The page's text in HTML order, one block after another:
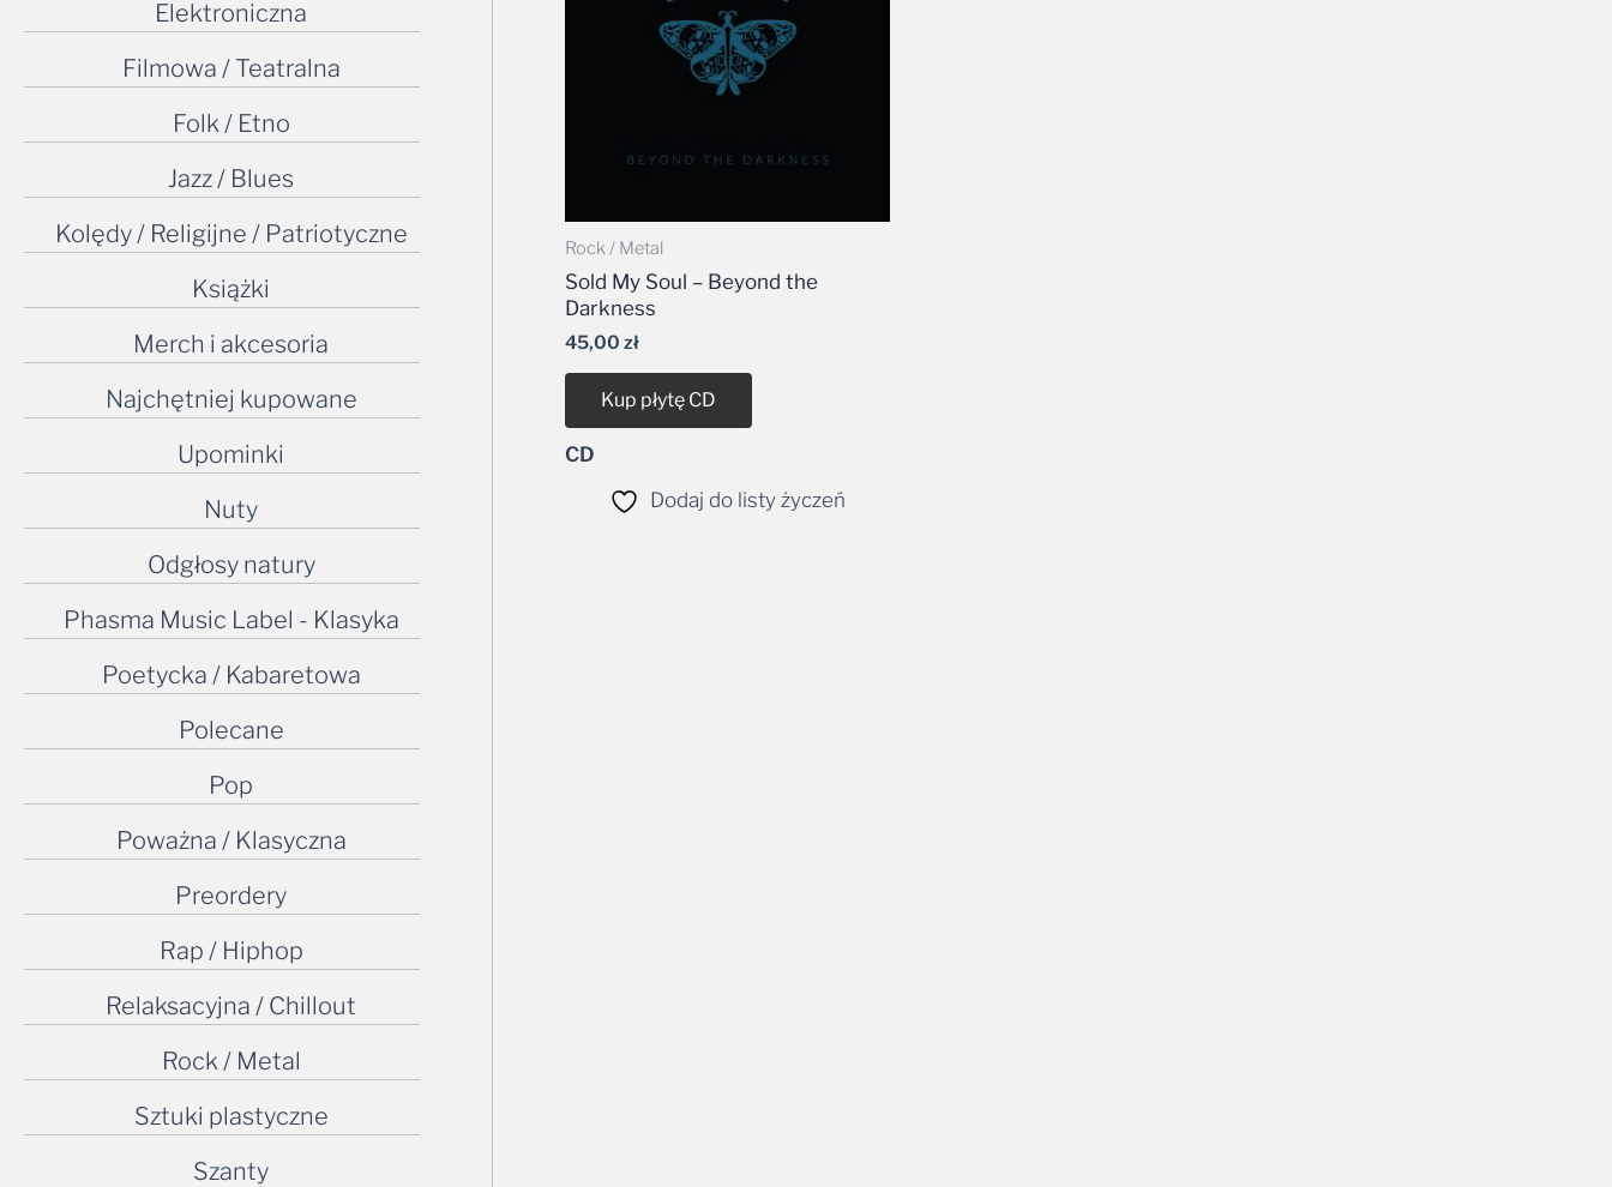
Elektroniczna
Filmowa / Teatralna
Folk / Etno
Jazz / Blues
Kolędy / Religijne / Patriotyczne
Książki
Merch i akcesoria
Najchętniej kupowane
Upominki
Nuty
Odgłosy natury
Phasma Music Label - Klasyka
Poetycka / Kabaretowa
Polecane
Pop
Poważna / Klasyczna
Preordery
Rap / Hiphop
Relaksacyjna / Chillout
Rock / Metal
Sztuki plastyczne
Szanty
Rock / Metal
Sold My Soul – Beyond the
Darkness
45,00zł
Kup płytę CD
CD
Dodaj do listy życzeń